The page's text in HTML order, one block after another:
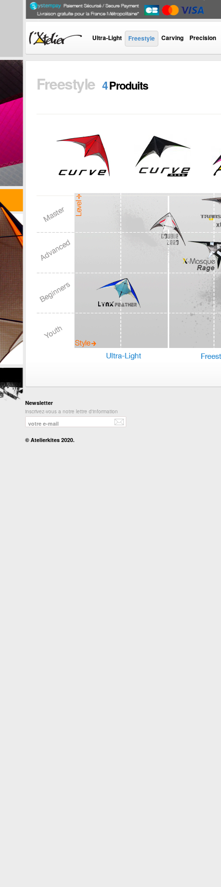
Ultra-Light Freestyle Carving Precision
Freestyle 4Produits
Porté sur la facilité
d'accès , ce modèle
convient autant au...
+
CURVE AERO
Booster sa
créativité, franchir le
cap d'un Tricks par
sa finesse...
+
Newsletter
inscrivez-vous a notre lettre d'information
© Atelierkites 2020.